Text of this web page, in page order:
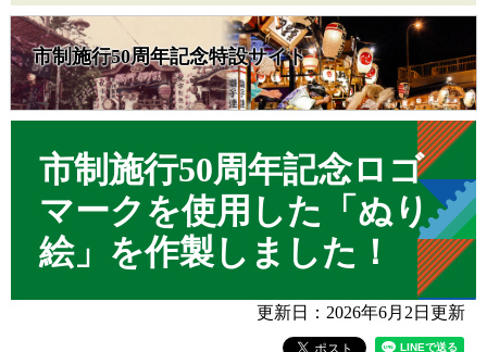
市制施行50周年記念特設サイト
市制施行50周年記念ロゴ
マークを使用した「ぬり
絵」を作製しました！
更新日：2026年6月2日更新